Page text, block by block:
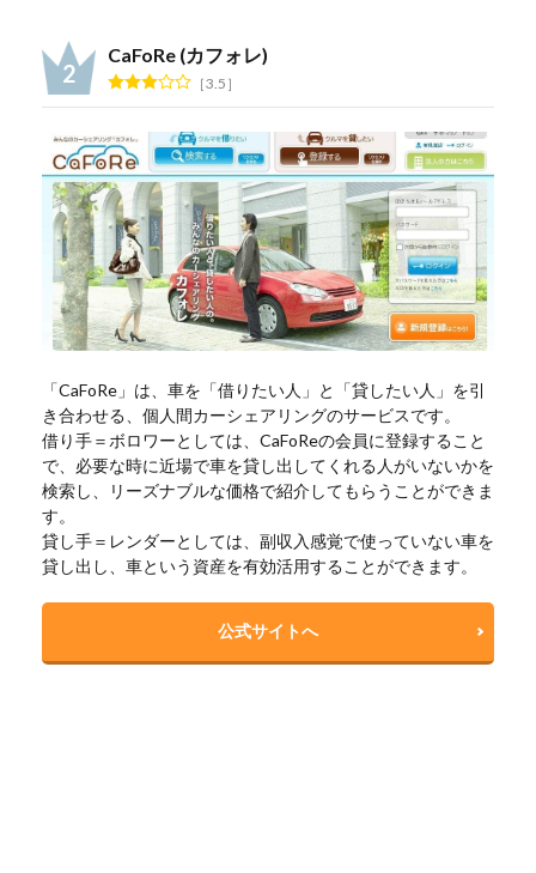
CaFoRe (カフォレ)
3.5
「CaFoRe」は、車を「借りたい人」と「貸したい人」を引
き合わせる、個人間カーシェアリングのサービスです。
借り手＝ボロワーとしては、CaFoReの会員に登録すること
で、必要な時に近場で車を貸し出してくれる人がいないかを
検索し、リーズナブルな価格で紹介してもらうことができま
す。
貸し手＝レンダーとしては、副収入感覚で使っていない車を
貸し出し、車という資産を有効活用することができます。
公式サイトへ